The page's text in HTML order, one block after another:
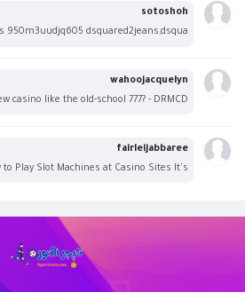
sotoshoh
950m3uudjq605 dsquared2jeans,dsqua...
wahoojacquelyn
casino like the old-school 777? - DRMCD...
fairleijabbaree
to Play Slot Machines at Casino Sites It's...